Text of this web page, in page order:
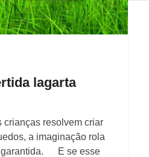
lagarta
resolvem criar
a imaginação rola
garantida. E se esse